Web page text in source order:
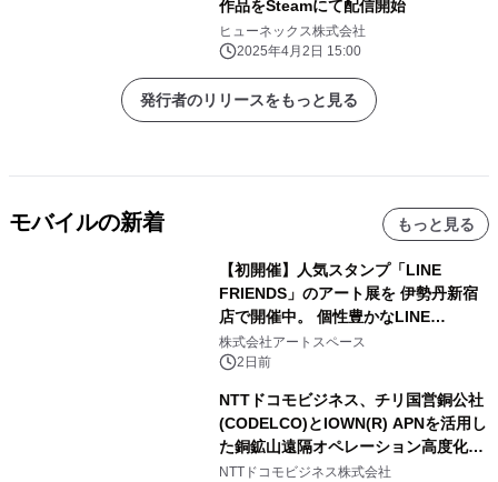
作品をSteamにて配信開始
ヒューネックス株式会社
2025年4月2日 15:00
発行者のリリースをもっと見る
モバイルの新着 もっと見る
【初開催】人気スタンプ「LINE
FRIENDS」のアート展を 伊勢丹新宿
店で開催中。 個性豊かなLINE
FRIENDSの仲間たちが インテリアア
ートとして新たな魅力を発信。
株式会社アートスペース
2日前
NTTドコモビジネス、チリ国営銅公社
(CODELCO)とIOWN(R) APNを活用し
た銅鉱山遠隔オペレーション高度化に
向けた調査・実証を開始
NTTドコモビジネス株式会社